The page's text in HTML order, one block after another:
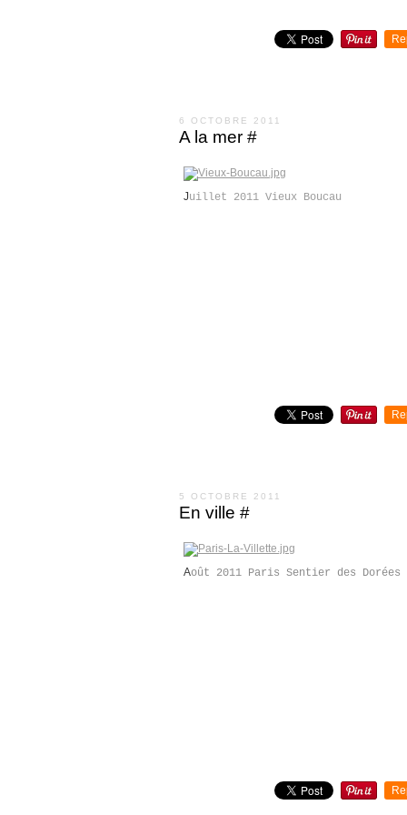
6 OCTOBRE 2011
A la mer #
Juillet 2011 Vieux Boucau
5 OCTOBRE 2011
En ville #
Août 2011 Paris Sentier des Dorées